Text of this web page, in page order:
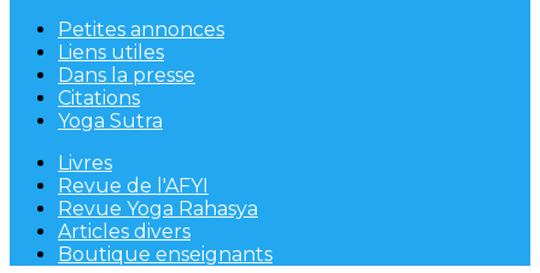
Petites annonces
Liens utiles
Dans la presse
Citations
Yoga Sutra
Livres
Revue de l'AFYI
Revue Yoga Rahasya
Articles divers
Boutique enseignants